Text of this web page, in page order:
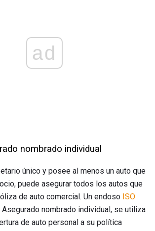
ad
nombrado individual
único y posee al menos un auto que
puede asegurar todos los autos que
de auto comercial. Un endoso ISO
nombrado individual, se utiliza
de auto personal a su política